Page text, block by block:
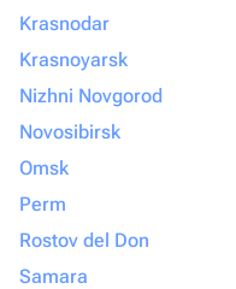
Krasnodar
Krasnoyarsk
Nizhni Novgorod
Novosibirsk
Omsk
Perm
Rostov del Don
Samara